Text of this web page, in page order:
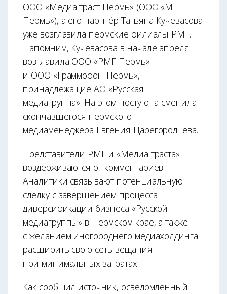
ООО «Медиа траст Пермь» (ООО «МТ
Пермь»), а его партнёр Татьяна Кучевасова
уже возглавила пермские филиалы РМГ.
Напомним, Кучевасова в начале апреля
возглавила ООО «РМГ Пермь»
и ООО «Граммофон-Пермь»,
принадлежащие АО «Русская
медиагруппа». На этом посту она сменила
скончавшегося пермского
медиаменеджера Евгения Царегородцева.
Представители РМГ и «Медиа траста»
воздерживаются от комментариев.
Аналитики связывают потенциальную
сделку с завершением процесса
диверсификации бизнеса «Русской
медиагруппы» в Пермском крае, а также
с желанием иногороднего медиахолдинга
расширить свою сеть вещания
при минимальных затратах.
Как сообщил источник, осведомлённый